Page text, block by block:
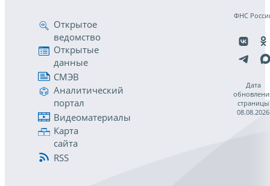
Открытое
ведомство
Открытые
данные
СМЭВ
Аналитический
портал
Видеоматериалы
Карта
сайта
RSS
ФНС
Дата
страницы
08.08.2026